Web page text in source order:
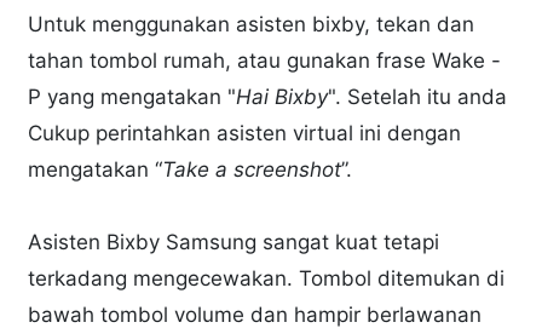
Untuk menggunakan asisten bixby, tekan dan
tahan tombol rumah, atau gunakan frase Wake -
P yang mengatakan "Hai Bixby". Setelah itu anda
Cukup perintahkan asisten virtual ini dengan
mengatakan “Take a screenshot”.
Asisten Bixby Samsung sangat kuat tetapi
terkadang mengecewakan. Tombol ditemukan di
bawah tombol volume dan hampir berlawanan